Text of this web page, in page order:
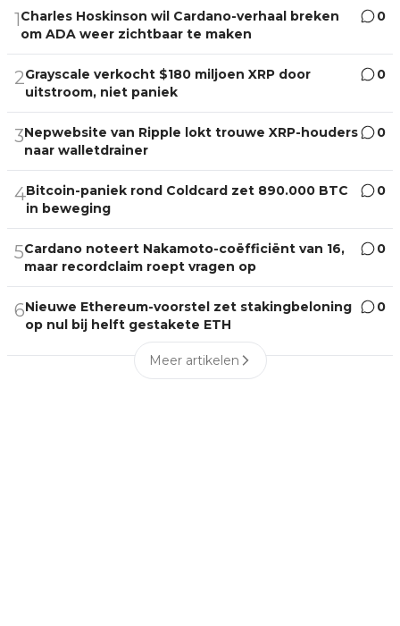
1Charles Hoskinson wil Cardano-verhaal breken
om ADA weer zichtbaar te maken
0
2Grayscale verkocht $180 miljoen XRP door
uitstroom, niet paniek
0
3Nepwebsite van Ripple lokt trouwe XRP-houders
naar walletdrainer
0
4Bitcoin-paniek rond Coldcard zet 890.000 BTC
in beweging
0
5Cardano noteert Nakamoto-coëfficiënt van 16,
maar recordclaim roept vragen op
0
6Nieuwe Ethereum-voorstel zet stakingbeloning
op nul bij helft gestakete ETH
0
Meer artikelen